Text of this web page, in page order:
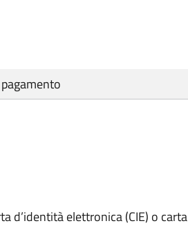
d’identità elettronica (CIE) o carta